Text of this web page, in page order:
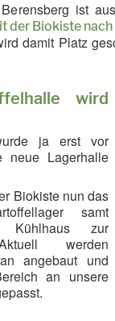
ist
der Biokiste
damit Platz
wird
ja erst vor
neue Lagerhalle
Biokiste nun das
samt
Kühlhaus zur
werden
angebaut und
an unsere